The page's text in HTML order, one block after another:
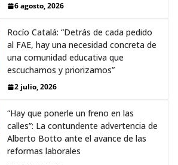
6 agosto, 2026
Rocío Catalá: “Detrás de cada pedido
al FAE, hay una necesidad concreta de
una comunidad educativa que
escuchamos y priorizamos”
2 julio, 2026
“Hay que ponerle un freno en las
calles”: La contundente advertencia de
Alberto Botto ante el avance de las
reformas laborales